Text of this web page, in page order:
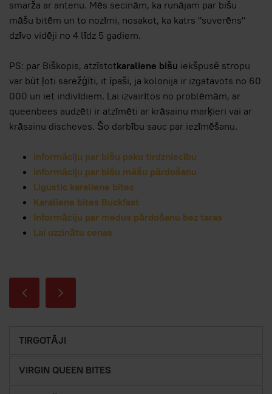
smarža ar antenu. Mēs secinām, ka runājam par bišu
māšu bitēm un to nozīmi, nosakot, ka katrs "suverēns"
dzīvo vidēji no 4 līdz 5 gadiem.
PS: par Biškopis, atzīstotkaraliene bišu iekšpusē stropu
var būt ļoti sarežģīti, it īpaši, ja kolonija ir izgatavots no 60
000 un iet indivīdiem. Lai izvairītos no problēmām, ar
queenbees audzēti ir atzīmēti ar krāsainu marķieri vai ar
krāsainu discheves. Šo darbību sauc par iezīmēšanu.
Informāciju par bišu paku tirdzniecību
Informāciju par bišu māšu pārdošanu
Ligustic karaliene bites
Karaliene bites Buckfast
Informāciju par medus pārdošanu bez taras
Lai uzzinātu cenas
TIRGOTĀJI
VIRGIN QUEEN BITES